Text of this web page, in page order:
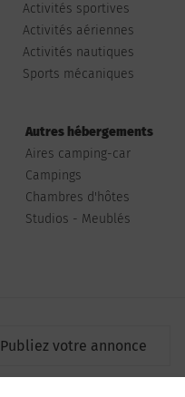
Activités sportives
Activités aériennes
Activités nautiques
Sports mécaniques
Autres hébergements
Aires camping-car
Campings
Chambres d'hôtes
Studios - Meublés
Publiez votre annonce